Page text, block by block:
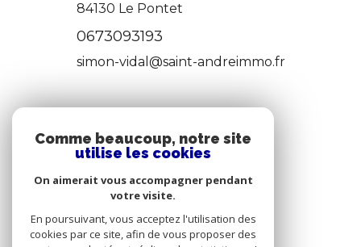
84130 Le Pontet
0673093193
simon-vidal@saint-andreimmo.fr
nous adhérons
Comme beaucoup, notre site
utilise les cookies
On aimerait vous accompagner pendant
votre visite.
En poursuivant, vous acceptez l'utilisation des
cookies par ce site, afin de vous proposer des